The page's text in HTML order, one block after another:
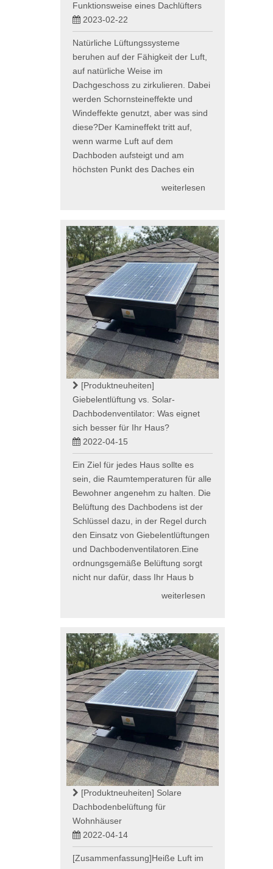
Funktionsweise eines Dachlüfters
2023-02-22
Natürliche Lüftungssysteme
beruhen auf der Fähigkeit der Luft,
auf natürliche Weise im
Dachgeschoss zu zirkulieren. Dabei
werden Schornsteineffekte und
Windeffekte genutzt, aber was sind
diese?Der Kamineffekt tritt auf,
wenn warme Luft auf dem
Dachboden aufsteigt und am
höchsten Punkt des Daches ein
weiterlesen
[Produktneuheiten]
Giebelentlüftung vs. Solar-
Dachbodenventilator: Was eignet
sich besser für Ihr Haus?
2022-04-15
Ein Ziel für jedes Haus sollte es
sein, die Raumtemperaturen für alle
Bewohner angenehm zu halten. Die
Belüftung des Dachbodens ist der
Schlüssel dazu, in der Regel durch
den Einsatz von Giebelentlüftungen
und Dachbodenventilatoren.Eine
ordnungsgemäße Belüftung sorgt
nicht nur dafür, dass Ihr Haus b
weiterlesen
[Produktneuheiten] Solare
Dachbodenbelüftung für
Wohnhäuser
2022-04-14
[Zusammenfassung]Heiße Luft im